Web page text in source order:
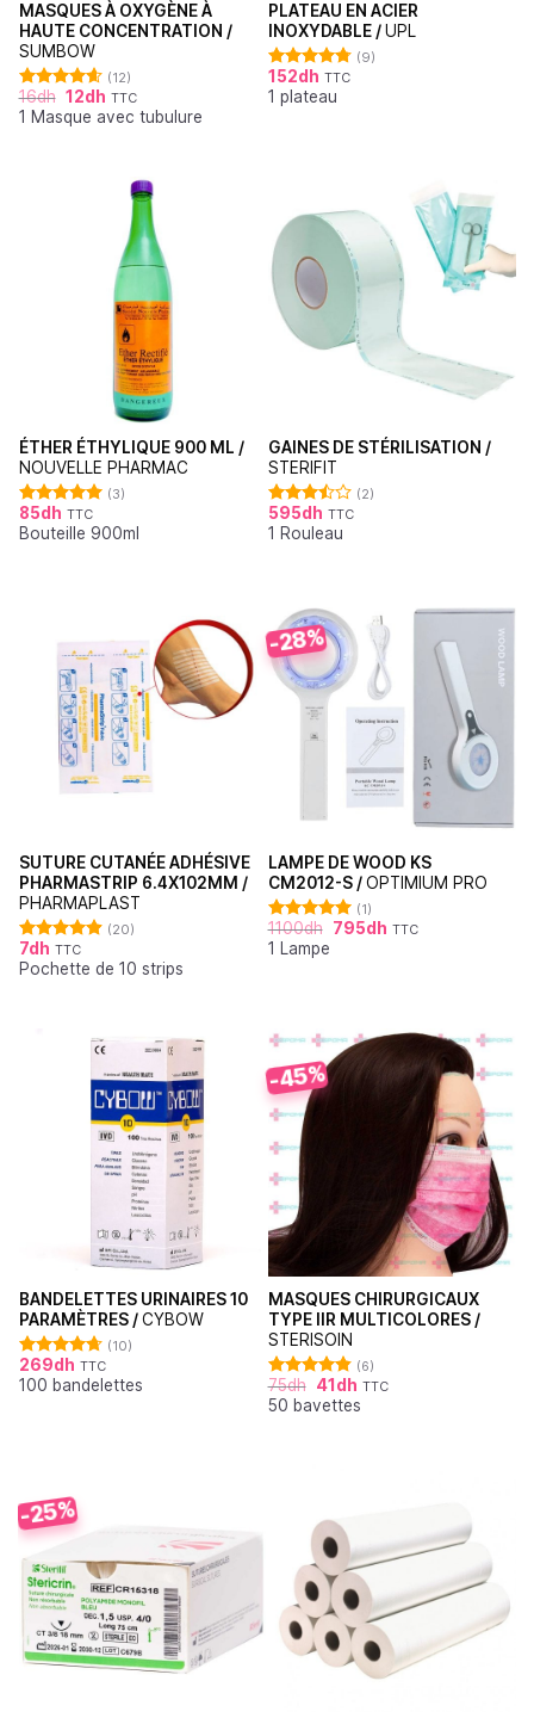
MASQUES À OXYGÈNE À
HAUTE CONCENTRATION /
SUMBOW
Note
4.64
sur 5
(12)
16dh 12dh TTC
1 Masque avec tubulure
PLATEAU EN ACIER
INOXYDABLE /UPL
Note4.78
sur 5
(9)
152dh TTC
1 plateau
ÉTHER ÉTHYLIQUE 900 ML /
NOUVELLE PHARMAC
Note5.00
sur 5
(3)
85dh TTC
Bouteille 900ml
GAINES DE STÉRILISATION /
STERIFIT
Note
3.50sur
(2)
595dh TTC
1 Rouleau
SUTURE CUTANÉE ADHÉSIVE
PHARMASTRIP 6.4X102MM /
PHARMAPLAST
Note4.90
sur 5
(20)
7dh TTC
Pochette de 10 strips
-28%
LAMPE DE WOOD KS
CM2012-S /OPTIMIUM PRO
Note5.00
sur 5
(1)
1100dh 795dh TTC
1 Lampe
BANDELETTES URINAIRES 10
PARAMÈTRES /CYBOW
Note4.70
sur 5
(10)
269dh TTC
100 bandelettes
-45%
MASQUES CHIRURGICAUX
TYPE IIR MULTICOLORES /
STERISOIN
Note
4.83
sur 5
(6)
75dh 41 dh TTC
50 bavettes
-25%